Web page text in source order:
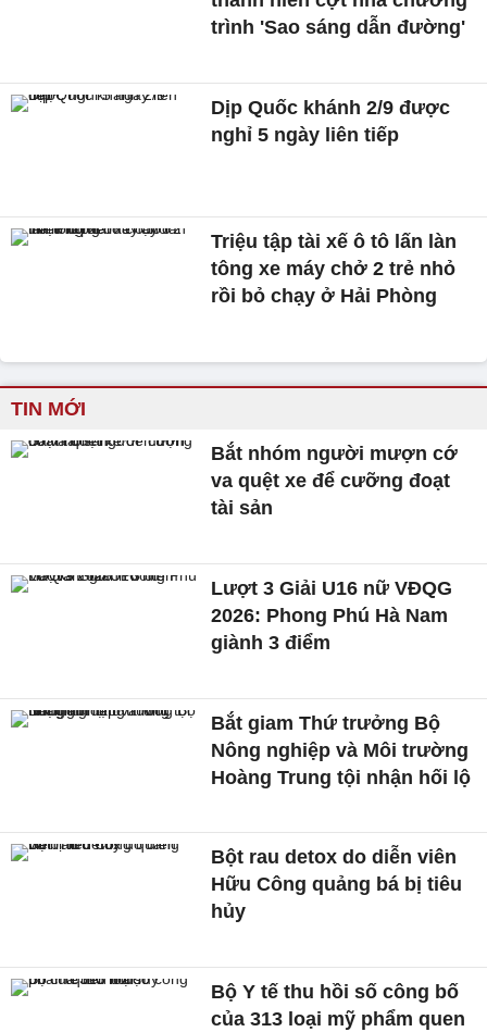
trình 'Sao sáng dẫn đường'
Dịp Quốc khánh 2/9 được
nghỉ 5 ngày liên tiếp
Triệu tập tài xế ô tô lấn làn
tông xe máy chở 2 trẻ nhỏ
rồi bỏ chạy ở Hải Phòng
TIN MỚI
Bắt nhóm người mượn cớ
va quệt xe để cưỡng đoạt
tài sản
Lượt 3 Giải U16 nữ VĐQG
2026: Phong Phú Hà Nam
giành 3 điểm
Bắt giam Thứ trưởng Bộ
Nông nghiệp và Môi trường
Hoàng Trung tội nhận hối lộ
Bột rau detox do diễn viên
Hữu Công quảng bá bị tiêu
hủy
Bộ Y tế thu hồi số công bố
của 313 loại mỹ phẩm quen